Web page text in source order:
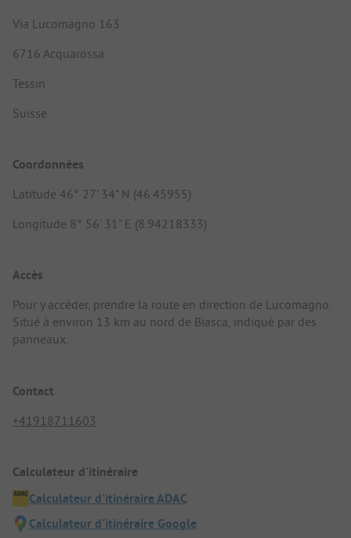
Via Lucomagno 163
6716 Acquarossa
Tessin
Suisse
Coordonnées
Latitude 46° 27' 34" N (46.45955)
Longitude 8° 56' 31" E (8.94218333)
Accès
Pour y accéder, prendre la route en direction de Lucomagno.
Situé à environ 13 km au nord de Biasca, indiqué par des
panneaux.
Contact
+41918711603
Calculateur d'itinéraire
Calculateur d'itinéraire ADAC
Calculateur d'itinéraire Google